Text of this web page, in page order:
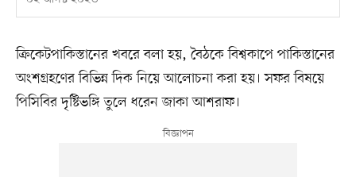
ক্রিকেটপাকিস্তানের খবরে বলা হয়, বৈঠকে বিশ্বকাপে পাকিস্তানের
অংশগ্রহণের বিভিন্ন দিক নিয়ে আলোচনা করা হয়। সফর বিষয়ে
পিসিবির দৃষ্টিভঙ্গি তুলে ধরেন জাকা আশরাফ।